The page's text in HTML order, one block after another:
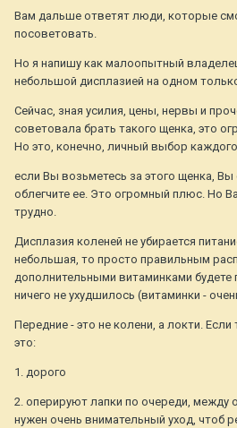
Вам дальше ответят люди, которые
посоветовать.
Но я напишу как малоопытный
небольшой дисплазией на одном
Сейчас, зная усилия, цены, нервы и
советовала брать такого щенка, это
Но это, конечно, личный выбор
если Вы возьметесь за этого щенка, Вы
облегчите ее. Это огромный плюс. Но
трудно.
Дисплазия коленей не убирается
небольшая, то просто правильным
дополнительными витаминками будете
ничего не ухудшилось (витаминки -
Передние - это не колени, а локти.
это:
1. дорого
2. оперируют лапки по очереди, между
нужен очень внимательный уход, чтоб